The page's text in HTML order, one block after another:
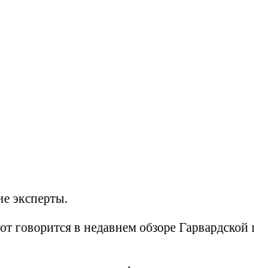
эксперты.
говорится в недавнем обзоре